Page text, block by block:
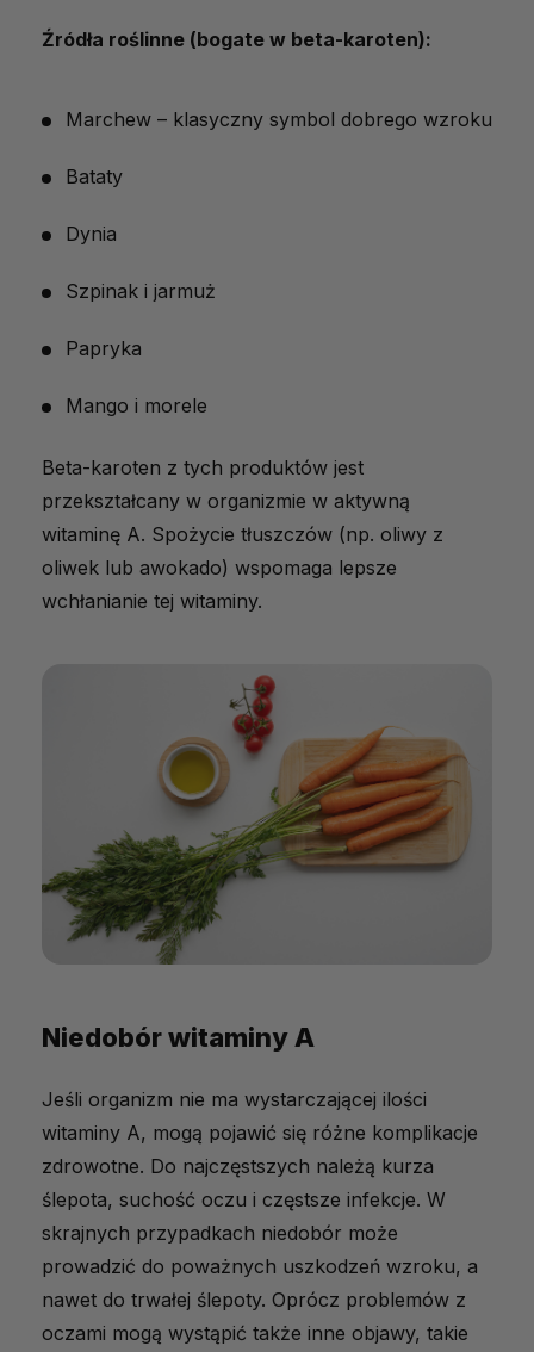
Źródła roślinne (bogate w beta-karoten):
Marchew – klasyczny symbol dobrego wzroku
Bataty
Dynia
Szpinak i jarmuż
Papryka
Mango i morele
Beta-karoten z tych produktów jest
przekształcany w organizmie w aktywną
witaminę A. Spożycie tłuszczów (np. oliwy z
oliwek lub awokado) wspomaga lepsze
wchłanianie tej witaminy.
Niedobór witaminy A
Jeśli organizm nie ma wystarczającej ilości
witaminy A, mogą pojawić się różne komplikacje
zdrowotne. Do najczęstszych należą kurza
ślepota, suchość oczu i częstsze infekcje. W
skrajnych przypadkach niedobór może
prowadzić do poważnych uszkodzeń wzroku, a
nawet do trwałej ślepoty. Oprócz problemów z
oczami mogą wystąpić także inne objawy, takie